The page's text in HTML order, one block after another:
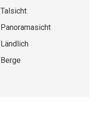
Talsicht
Panoramasicht
Ländlich
Berge